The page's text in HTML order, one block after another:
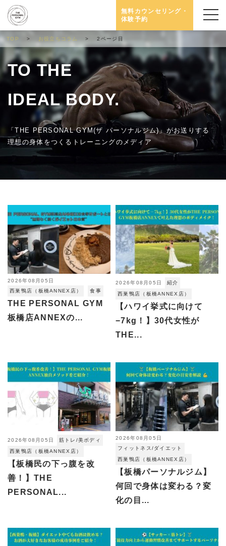
無料カウンセリング・
体験予約
TOP お役立ちコラム 2ページ目
TO THE
IDEAL BODY.
「THE PERSONAL GYM(ザ パーソナルジム)」がお送りする
理想の身体をつくるトレーニングのメディア
2026年08月05日
西巣鴨店（板橋ANNEX店）
食事
THE PERSONAL GYM
板橋店ANNEXの...
2026年08月05日
紹介
西巣鴨店（板橋ANNEX店）
【ハワイ挙式に向けて
−7kg！】30代女性が
THE...
2026年08月05日
筋トレ/美ボディ
西巣鴨店（板橋ANNEX店）
【板橋民の下っ腹を改
善！】THE
PERSONAL...
2026年08月05日
フィットネス/ダイエット
西巣鴨店（板橋ANNEX店）
【板橋パーソナルジム】
何回で身体は変わる？変
化の目...